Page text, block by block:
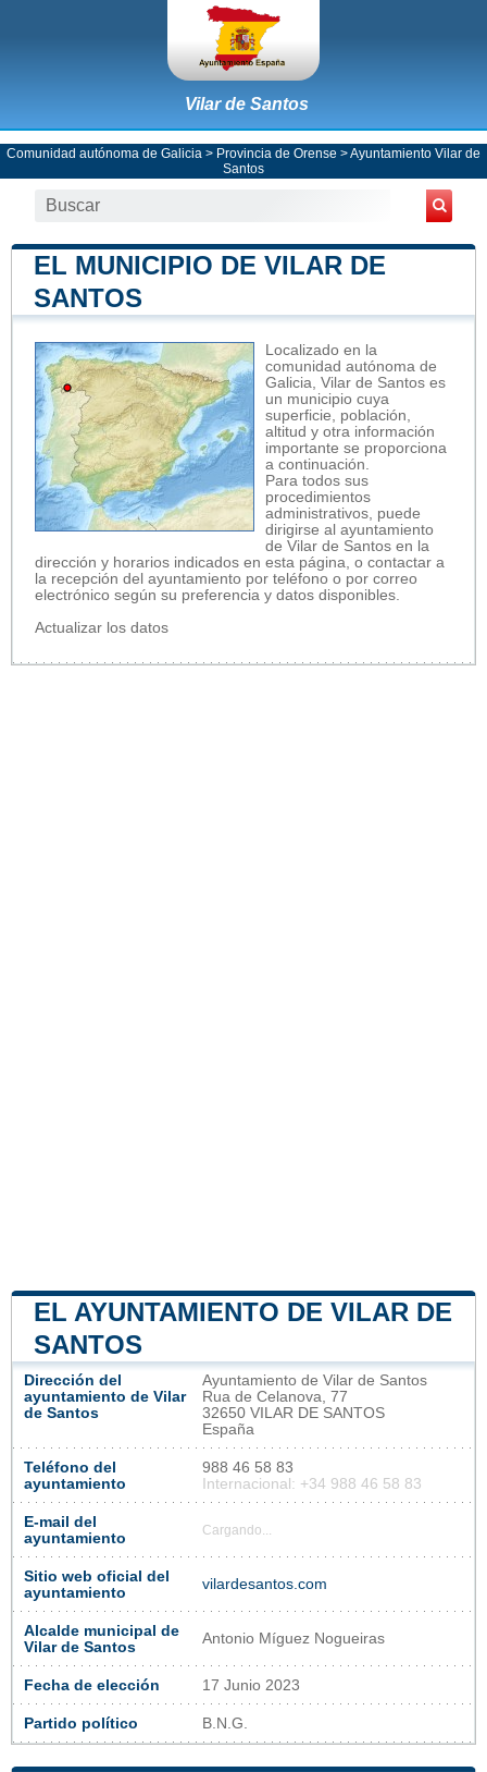
Vilar de Santos
Comunidad autónoma de Galicia > Provincia de Orense >Ayuntamiento Vilar de
Santos
EL MUNICIPIO DE VILAR DE
SANTOS
Localizado en la
comunidad autónoma de
Galicia, Vilar de Santos es
un municipio cuya
superficie, población,
altitud y otra información
importante se proporciona
a continuación.
Para todos sus
procedimientos
administrativos, puede
dirigirse al ayuntamiento
de Vilar de Santos en la
dirección y horarios indicados en esta página, o contactar a
la recepción del ayuntamiento por teléfono o por correo
electrónico según su preferencia y datos disponibles.
Actualizar los datos
EL AYUNTAMIENTO DE VILAR DE
SANTOS
Dirección del
ayuntamiento de Vilar
de Santos
Ayuntamiento de Vilar de Santos
Rua de Celanova, 77
32650 VILAR DE SANTOS
España
Teléfono del
ayuntamiento
988 46 58 83
Internacional: +34 988 46 58 83
E-mail del
ayuntamiento
Cargando...
Sitio web oficial del
ayuntamiento
vilardesantos.com
Alcalde municipal de
Vilar de Santos
Antonio Míguez Nogueiras
Fecha de elección 17 Junio 2023
Partido político B.N.G.